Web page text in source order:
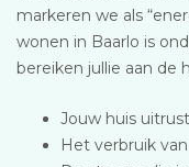
markeren we als
wonen in Baarlo is
bereiken jullie aan de
Jouw huis
Het verbruik